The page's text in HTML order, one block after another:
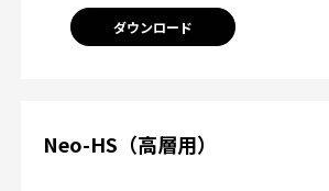
ダウンロード
Neo-HS（高層用）